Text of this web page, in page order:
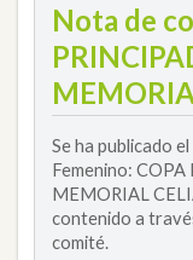
Nota de
Se ha publicado
Femenino:
MEMORIAL
contenido a
comité.